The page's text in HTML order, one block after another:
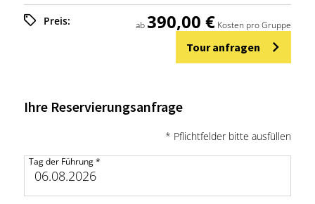
Preis: ab 390,00 € Kosten pro Gruppe
Tour anfragen
Ihre Reservierungsanfrage
* Pflichtfelder bitte ausfüllen
Tag der Führung*